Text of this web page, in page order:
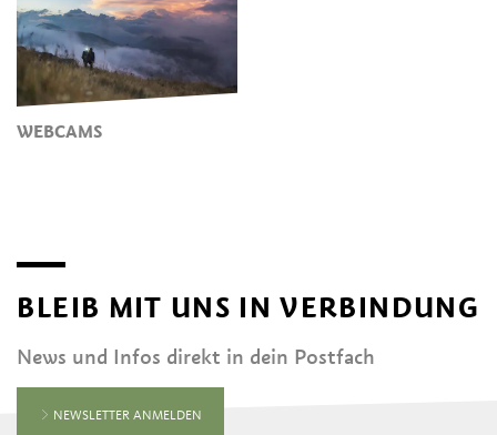
WEBCAMS
BLEIB MIT UNS IN VERBINDUNG
News und Infos direkt in dein Postfach
NEWSLETTER ANMELDEN